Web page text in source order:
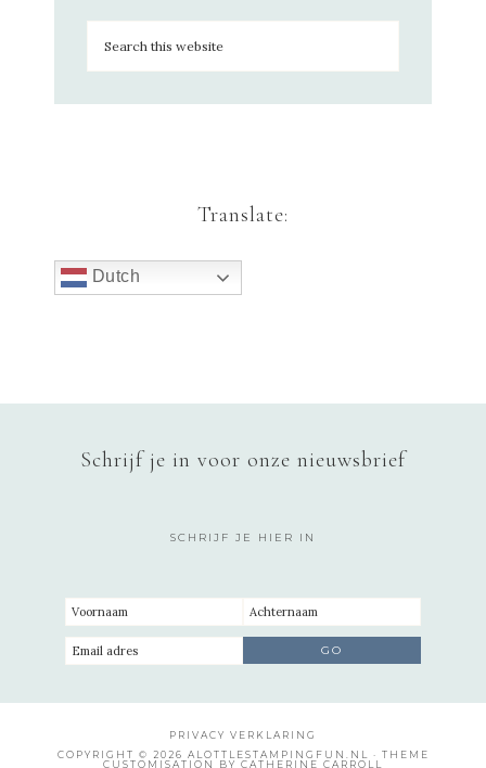
Translate:
Dutch
Schrijf je in voor onze nieuwsbrief
SCHRIJF JE HIER IN
PRIVACY VERKLARING
COPYRIGHT © 2026 ALOTTLESTAMPINGFUN.NL · THEME
CUSTOMISATION BY CATHERINE CARROLL